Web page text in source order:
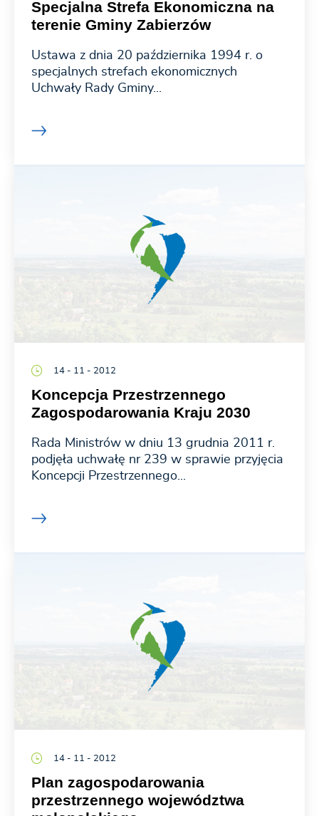
Specjalna Strefa Ekonomiczna na
terenie Gminy Zabierzów
Ustawa z dnia 20 października 1994 r. o
specjalnych strefach ekonomicznych
Uchwały Rady Gminy...
14 - 11 - 2012
Koncepcja Przestrzennego
Zagospodarowania Kraju 2030
Rada Ministrów w dniu 13 grudnia 2011 r.
podjęła uchwałę nr 239 w sprawie przyjęcia
Koncepcji Przestrzennego...
14 - 11 - 2012
Plan zagospodarowania
przestrzennego województwa